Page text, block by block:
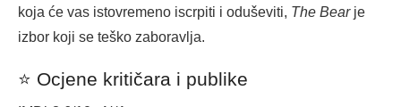
koja će vas istovremeno iscrpiti i oduševiti, The Bearje
izbor koji se teško zaboravlja.
⭐ Ocjene kritičara i publike